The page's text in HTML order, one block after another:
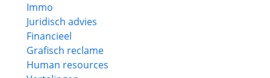
Immo
Juridisch advies
Financieel
Grafisch reclame
Human resources